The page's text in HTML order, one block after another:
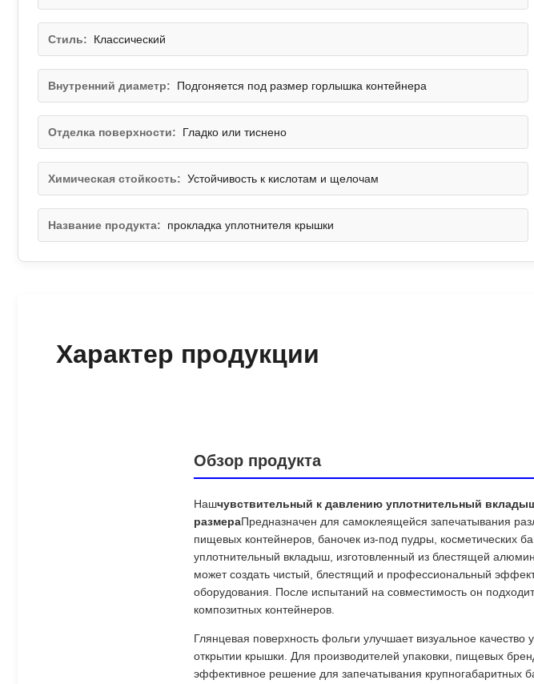
Стиль: Классический
Внутренний диаметр: Подгоняется под размер горлышка контейнера
Отделка поверхности: Гладко или тиснено
Химическая стойкость: Устойчивость к кислотам и щелочам
Название продукта: прокладка уплотнителя крышки
Характер продукции
Обзор продукта
Нашчувствительный к давлению уплотнительный
размераПредназначен для самоклеящейся запечатывания
пищевых контейнеров, баночек из-под пудры, косметических
уплотнительный вкладыш, изготовленный из блестящей
может создать чистый, блестящий и профессиональный
оборудования. После испытаний на совместимость он
композитных контейнеров.
Глянцевая поверхность фольги улучшает визуальное
открытии крышки. Для производителей упаковки, пищевых
эффективное решение для запечатывания крупногабаритных